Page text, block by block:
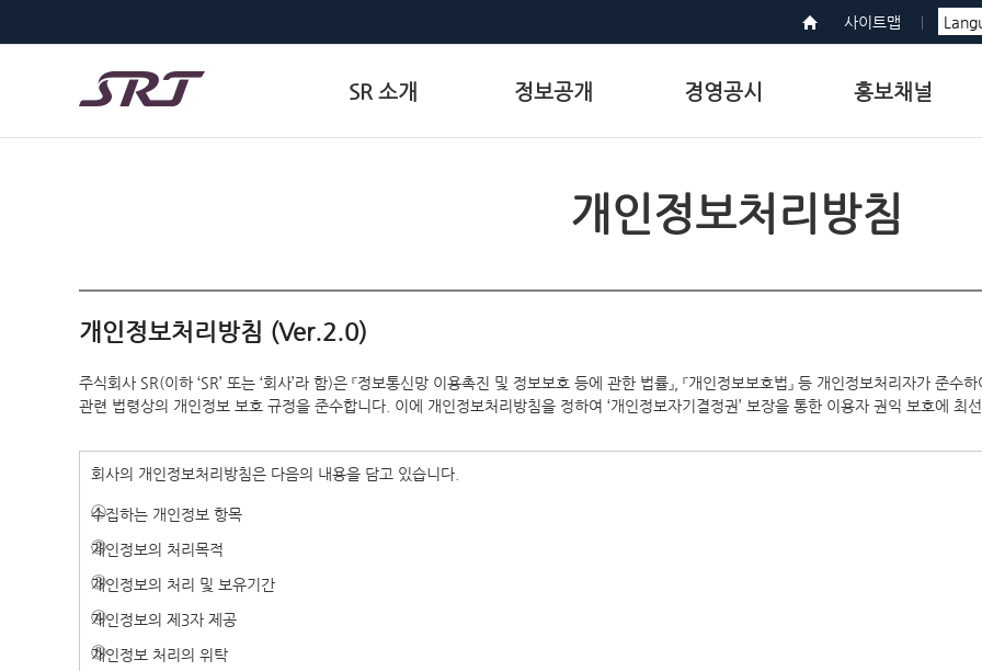
사이트맵
SR 소개 정보공개 경영공시 홍보채널
개인정보처리방침
개인정보처리방침 (Ver.2.0)
주식회사 SR(이하 ‘SR’ 또는 ‘회사’라 함)은 『정보통신망 이용촉진 및 정보보호 등에 관한 법률』, 『개인정보보호법』 등 개인정보처리자가 준수
관련 법령상의 개인정보 보호 규정을 준수합니다. 이에 개인정보처리방침을 정하여 ‘개인정보자기결정권’ 보장을 통한 이용자 권익 보호에 최
회사의 개인정보처리방침은 다음의 내용을 담고 있습니다.
수집하는 개인정보 항목
개인정보의 처리목적
개인정보의 처리 및 보유기간
개인정보의 제3자 제공
개인정보 처리의 위탁